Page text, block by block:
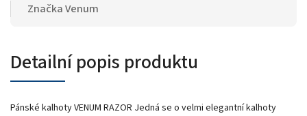
ZnačkaVenum
Detailní popis produktu
Pánské kalhoty VENUM RAZOR Jedná se o velmi elegantní kalhoty